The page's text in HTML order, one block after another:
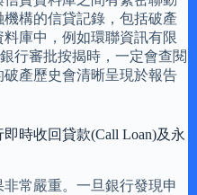
構的信貸記錄，包括破產
庫中，例如環聯資訊有限
行審批按揭時，一定會查閱
產歷史會清晰呈現於報告
時收回貸款(Call Loan)及永
常嚴重。一旦銀行發現申